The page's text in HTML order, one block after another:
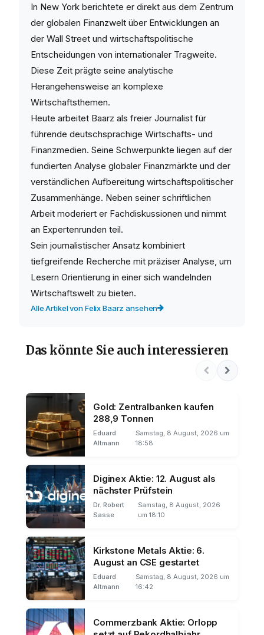
In New York berichtete er direkt aus dem Zentrum
der globalen Finanzwelt über Entwicklungen an
der Wall Street und wirtschaftspolitische
Entscheidungen von internationaler Tragweite.
Diese Zeit prägte seine analytische
Herangehensweise an komplexe
Wirtschaftsthemen.
Heute arbeitet Baarz als freier Journalist für
führende deutschsprachige Wirtschafts- und
Finanzmedien. Seine Schwerpunkte liegen auf der
fundierten Analyse globaler Finanzmärkte und der
verständlichen Aufbereitung wirtschaftspolitischer
Zusammenhänge. Neben seiner schriftlichen
Arbeit moderiert er Fachdiskussionen und nimmt
an Expertenrunden teil.
Sein journalistischer Ansatz kombiniert
tiefgreifende Recherche mit präziser Analyse, um
Lesern Orientierung in einer sich wandelnden
Wirtschaftswelt zu bieten.
Alle Artikel von Felix Baarz ansehen
Das könnte Sie auch interessieren
Gold: Zentralbanken kaufen
288,9 Tonnen
Eduard
Altmann
Samstag, 8 August, 2026 um
18:58
Diginex Aktie: 12. August als
nächster Prüfstein
Dr. Robert
Sasse
Samstag, 8 August, 2026
um 18:10
Kirkstone Metals Aktie: 6.
August an CSE gestartet
Eduard
Altmann
Samstag, 8 August, 2026 um
16:42
Commerzbank Aktie: Orlopp